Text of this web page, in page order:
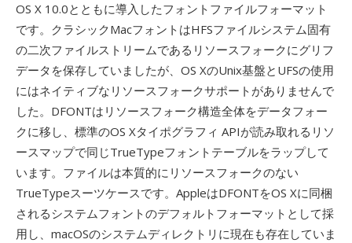
OS X 10.0とともに導入したフォントファイルフォーマット
です。クラシックMacフォントはHFSファイルシステム固有
の二次ファイルストリームであるリソースフォークにグリフ
データを保存していましたが、OS XのUnix基盤とUFSの使用
にはネイティブなリソースフォークサポートがありませんで
した。DFONTはリソースフォーク構造全体をデータフォー
クに移し、標準のOS Xタイポグラフィ APIが読み取れるリソ
ースマップで同じTrueTypeフォントテーブルをラップして
います。ファイルは本質的にリソースフォークのない
TrueTypeスーツケースです。AppleはDFONTをOS Xに同梱
されるシステムフォントのデフォルトフォーマットとして採
用し、macOSのシステムディレクトリに現在も存在していま